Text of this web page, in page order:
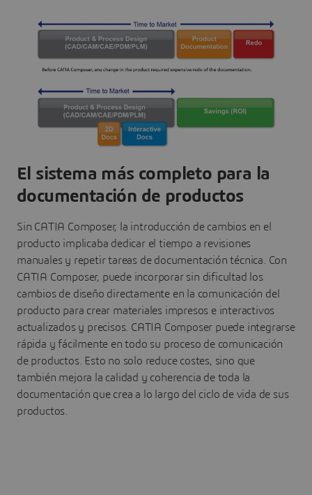
El sistema más completo para la
documentación de productos
Sin CATIA Composer, la introducción de cambios en el
producto implicaba dedicar el tiempo a revisiones
manuales y repetir tareas de documentación técnica. Con
CATIA Composer, puede incorporar sin dificultad los
cambios de diseño directamente en la comunicación del
producto para crear materiales impresos e interactivos
actualizados y precisos. CATIA Composer puede integrarse
rápida y fácilmente en todo su proceso de comunicación
de productos. Esto no solo reduce costes, sino que
también mejora la calidad y coherencia de toda la
documentación que crea a lo largo del ciclo de vida de sus
productos.